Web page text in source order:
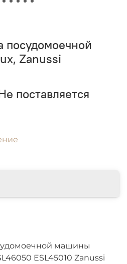
посудомоечной
Zanussi
поставляется
машины
ESL45010 Zanussi